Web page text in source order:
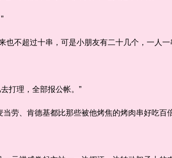
超过十串，可是小朋友有二十几个，一人一
打理，全部报公帐。”
劳、肯德基都比那些被他烤焦的烤肉串好吃百